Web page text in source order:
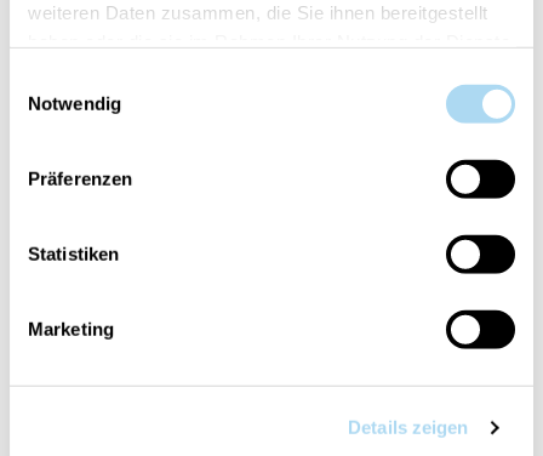
weiteren Daten zusammen, die Sie ihnen bereitgestellt
Notwendig
Präferenzen
Statistiken
Marketing
Details zeigen